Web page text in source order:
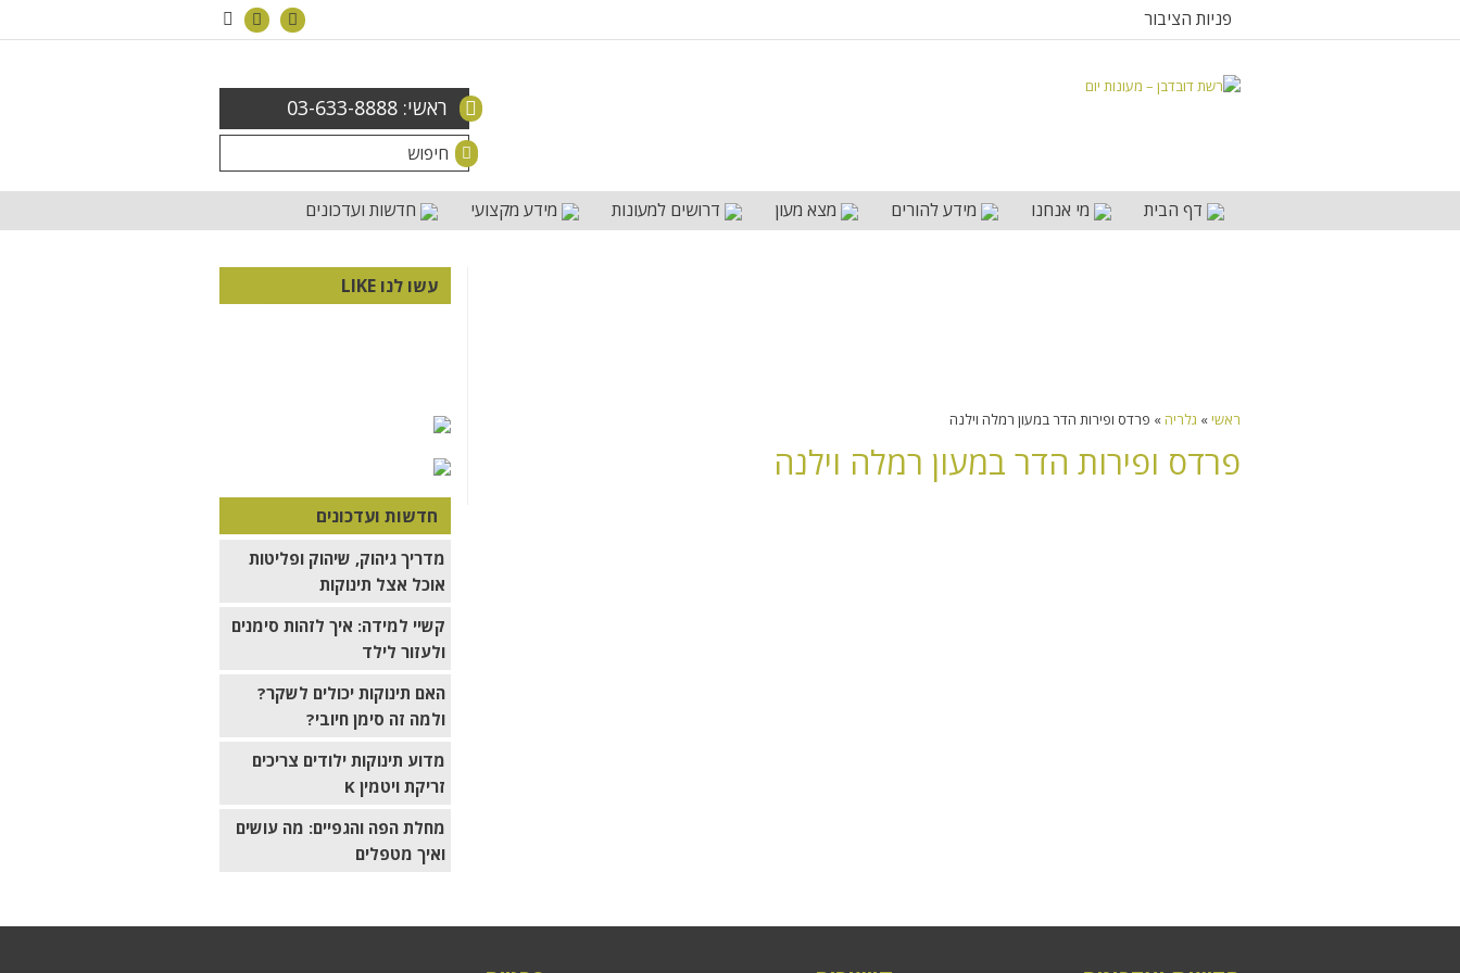
פניות הציבור
ראשי: 03-633-8888
דף הבית מי אנחנו מידע להורים מצא מעון דרושים למעונות מידע מקצועי חדשות ועדכונים
ראשי» גלריה» פרדס ופירות הדר במעון רמלה וילנה
פרדס ופירות הדר במעון רמלה וילנה
עשו לנו LIKE
חדשות ועדכונים
מדריך גיהוק, שיהוק ופליטות
אוכל אצל תינוקות
קשיי למידה: איך לזהות סימנים
ולעזור לילד
האם תינוקות יכולים לשקר?
ולמה זה סימן חיובי?
מדוע תינוקות ילודים צריכים
זריקת ויטמין K
מחלת הפה והגפיים: מה עושים
ואיך מטפלים